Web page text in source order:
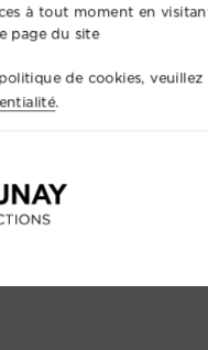
à tout moment en
page du site
de cookies, veuillez
.